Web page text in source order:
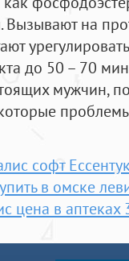
на
до 50 – 70
мужчин,
софт
в омске
цена в аптеках